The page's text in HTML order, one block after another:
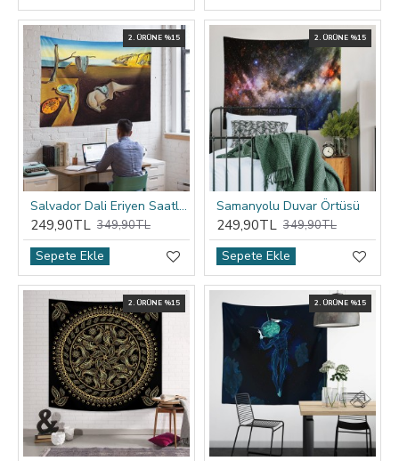
2. ÜRÜNE %15
Salvador Dali Eriyen Saatler Duvar Örtüsü
249,90TL 349,90TL
Sepete Ekle
2. ÜRÜNE %15
Samanyolu Duvar Örtüsü
249,90TL 349,90TL
Sepete Ekle
2. ÜRÜNE %15 2. ÜRÜNE %15